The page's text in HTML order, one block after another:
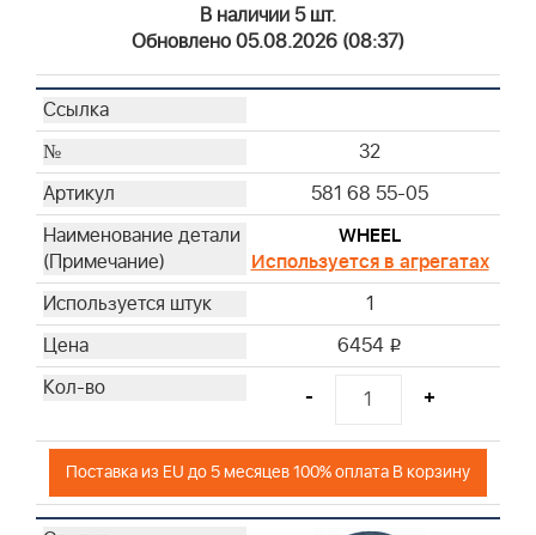
В наличии 5 шт.
Обновлено 05.08.2026 (08:37)
32
581 68 55-05
WHEEL
Используется в агрегатах
1
6454 i
- +
Поставка из EU до 5 месяцев 100% оплата В корзину